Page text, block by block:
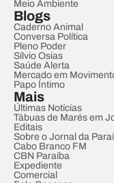
Meio Ambiente
Blogs
Caderno Animal
Conversa Política
Pleno Poder
Sílvio Osias
Saúde Alerta
Mercado em
Papo Íntimo
Mais
Últimas Notícias
Tábuas de Marés em
Editais
Sobre o Jornal da
Cabo Branco FM
CBN Paraíba
Expediente
Comercial